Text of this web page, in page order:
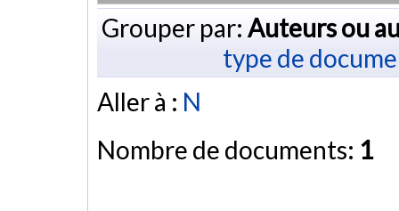
Grouper par: Auteurs ou
type de
Aller à : N
Nombre de documents: 1